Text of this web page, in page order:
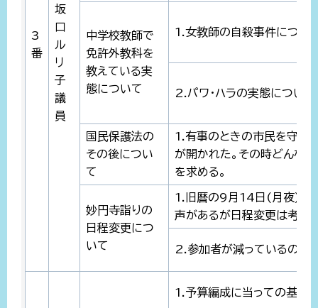
3
番
坂
口
ル
リ
子
議
員
中学校教師で
免許外教科を
教えている実
態について
1.女教師の自殺事件につい
2.パワ・ハラの実態について
国民保護法の
その後につい
て
1.有事のときの市民を守る
が開かれた。その時どんな
を求める。
妙円寺詣りの
日程変更につ
いて
1.旧暦の9月14日(月夜)に
声があるが日程変更は考え
2.参加者が減っているので
1.予算編成に当っての基本